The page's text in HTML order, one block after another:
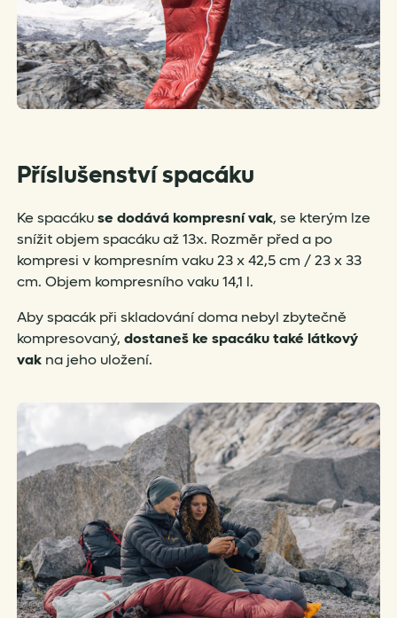
Příslušenství spacáku
Ke spacákuse dodává kompresní vak, se kterým lze
snížit objem spacáku až 13x. Rozměr před a po
kompresi v kompresním vaku 23 x 42,5 cm / 23 x 33
cm. Objem kompresního vaku 14,1 l.
Aby spacák při skladování doma nebyl zbytečně
kompresovaný, dostaneš ke spacáku také látkový
vak na jeho uložení.